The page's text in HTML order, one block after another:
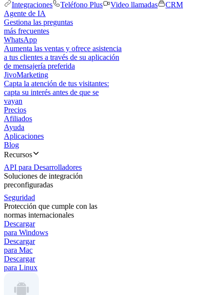
Integraciones
Teléfono Plus Video llamadas
CRM
Agente de IA
Gestiona las preguntas
más frecuentes
WhatsApp
Aumenta las ventas y ofrece asistencia
a tus clientes a través de su aplicación
de mensajería preferida
JivoMarketing
Capta la atención de tus visitantes:
capta su interés antes de que se
vayan
Precios
Afiliados
Ayuda
Aplicaciones
Blog
Recursos
API para Desarrolladores
Soluciones de integración
preconfiguradas
Seguridad
Protección que cumple con las
normas internacionales
Descargar
para Windows
Descargar
para Mac
Descargar
para Linux